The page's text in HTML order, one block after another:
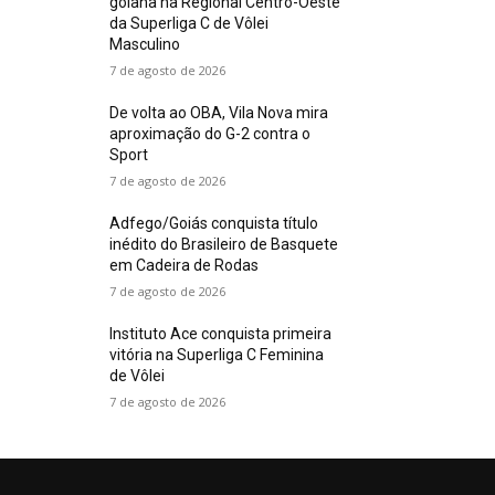
da Superliga C de Vôlei
Masculino
7 de agosto de 2026
De volta ao OBA, Vila Nova mira
aproximação do G-2 contra o
Sport
7 de agosto de 2026
Adfego/Goiás conquista título
inédito do Brasileiro de Basquete
em Cadeira de Rodas
7 de agosto de 2026
Instituto Ace conquista primeira
vitória na Superliga C Feminina
de Vôlei
7 de agosto de 2026